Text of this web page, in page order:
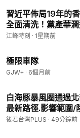
習近平佈局19年的
全面清洗！黨產華
韓嵩雙開！【江峰
江峰時刻 · 1星期前
極限車隊
GJW+ · 6個月前
白海豚暴風圈通過
最新路徑.影響範圍/
班停課
筱君台灣PLUS · 49分鐘前